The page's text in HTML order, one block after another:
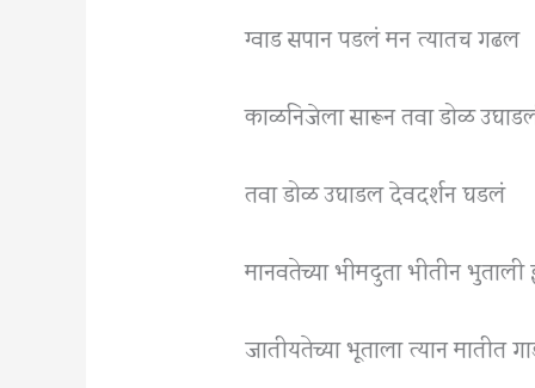
ग्वाड सपान पडलं मन त्यातच गढल
काळनिजेला सारून तवा डोळ
तवा डोळ उघाडल देवदर्शन घडलं
मानवतेच्या भीमदुता भीतीन
जातीयतेच्या भूताला त्यान मातीत